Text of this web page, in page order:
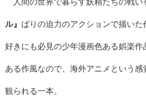
ル』 ばりの迫力のアクションで描い
好きにも必見の少年漫画色ある娯楽作
ある作風なので、海外アニメという感
観られる一本。